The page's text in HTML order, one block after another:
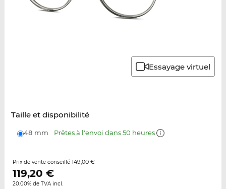
Essayage virtuel
Taille et disponibilité
48 mm Prêtes à l'envoi dans 50 heures
Prix de vente conseillé 149,00 €
119,20 €
20.00% de TVA incl.